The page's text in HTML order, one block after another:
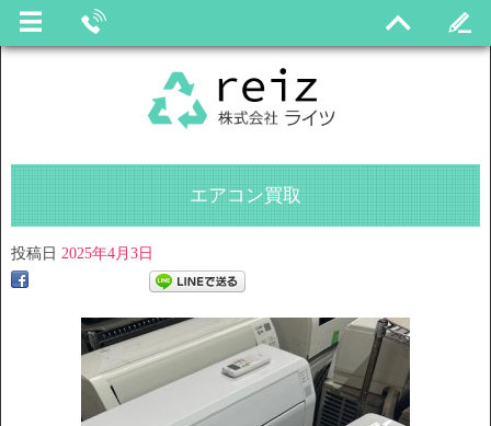
エアコン買取
投稿日 2025年4月3日